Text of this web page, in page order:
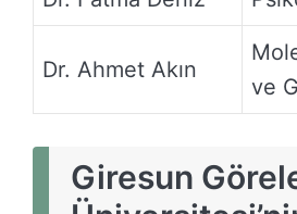
Dr. Ahmet Akın
ve
Giresun